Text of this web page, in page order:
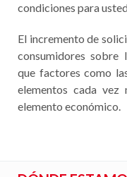
condiciones para
El incremento de
consumidores sobre
que factores como
elementos cada vez
elemento económico.